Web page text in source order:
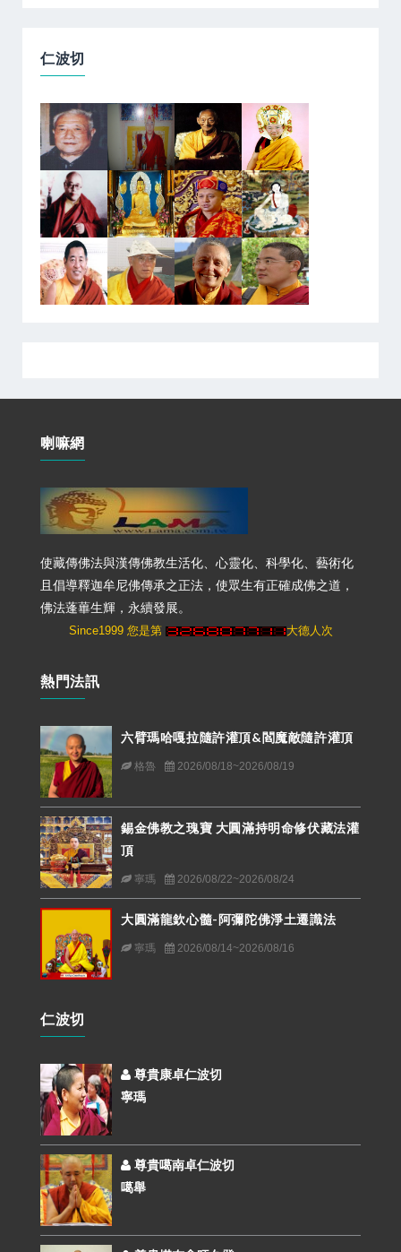
仁波切
喇嘛網
使藏傳佛法與漢傳佛教生活化、心靈化、科學化、藝術化
且倡導釋迦牟尼佛傳承之正法，使眾生有正確成佛之道，
佛法蓬蓽生輝，永續發展。
Since1999 您是第 大德人次
熱門法訊
六臂瑪哈嘎拉隨許灌頂&閻魔敵隨許灌頂
格魯 2026/08/18~2026/08/19
錫金佛教之瑰寶 大圓滿持明命修伏藏法灌
頂
寧瑪 2026/08/22~2026/08/24
大圓滿龍欽心髓-阿彌陀佛淨土遷識法
寧瑪 2026/08/14~2026/08/16
仁波切
尊貴康卓仁波切
寧瑪
尊貴噶南卓仁波切
噶舉